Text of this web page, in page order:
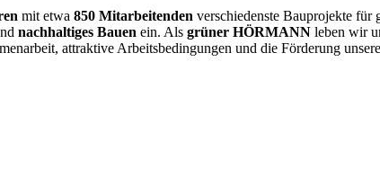
mit etwa 850 Mitarbeitenden verschiedenste Bauprojekte
nachhaltiges Bauen ein. Als grüner HÖRMANN leben wir
attraktive Arbeitsbedingungen und die Förderung